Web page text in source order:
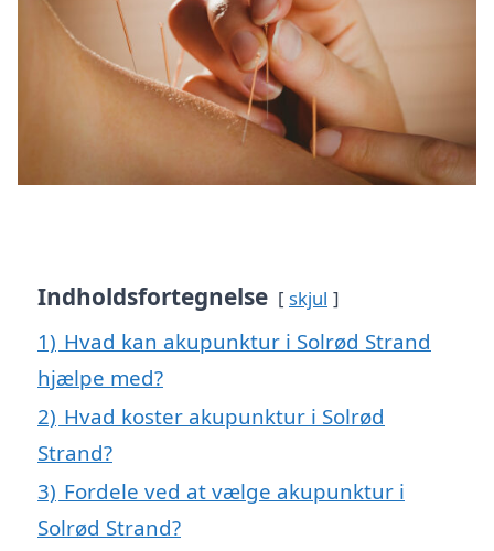
Indholdsfortegnelse skjul
1) Hvad kan akupunktur i Solrød Strand
hjælpe med?
2) Hvad koster akupunktur i Solrød
Strand?
3) Fordele ved at vælge akupunktur i
Solrød Strand?